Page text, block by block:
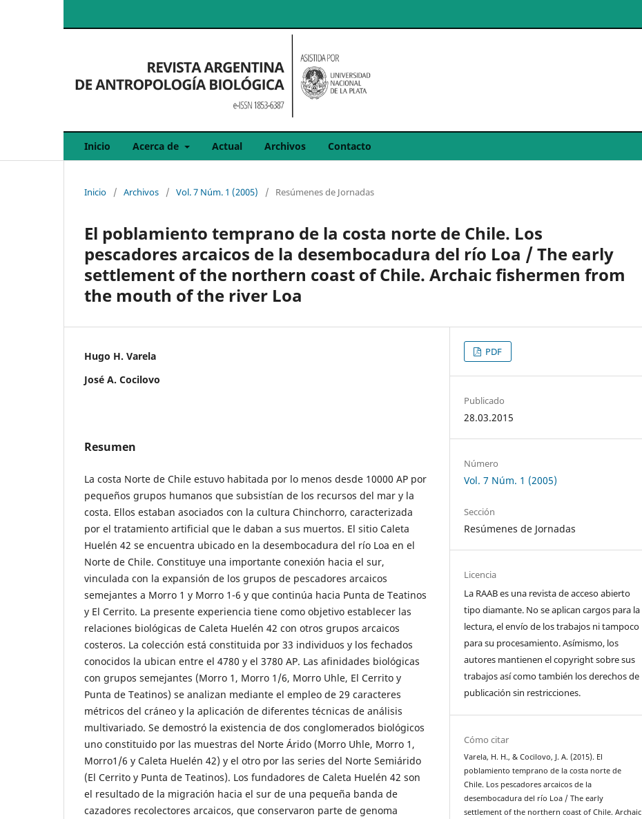
Inicio Acerca de Actual Archivos Contacto
Inicio / Archivos / Vol. 7 Núm. 1 (2005) / Resúmenes de Jornadas
El poblamiento temprano de la costa norte de Chile. Los
pescadores arcaicos de la desembocadura del río Loa / The early
settlement of the northern coast of Chile. Archaic fishermen from
the mouth of the river Loa
Hugo H. Varela
José A. Cocilovo
Resumen
La costa Norte de Chile estuvo habitada por lo menos desde 10000 AP por
pequeños grupos humanos que subsistían de los recursos del mar y la
costa. Ellos estaban asociados con la cultura Chinchorro, caracterizada
por el tratamiento artificial que le daban a sus muertos. El sitio Caleta
Huelén 42 se encuentra ubicado en la desembocadura del río Loa en el
Norte de Chile. Constituye una importante conexión hacia el sur,
vinculada con la expansión de los grupos de pescadores arcaicos
semejantes a Morro 1 y Morro 1-6 y que continúa hacia Punta de Teatinos
y El Cerrito. La presente experiencia tiene como objetivo establecer las
relaciones biológicas de Caleta Huelén 42 con otros grupos arcaicos
costeros. La colección está constituida por 33 individuos y los fechados
conocidos la ubican entre el 4780 y el 3780 AP. Las afinidades biológicas
con grupos semejantes (Morro 1, Morro 1/6, Morro Uhle, El Cerrito y
Punta de Teatinos) se analizan mediante el empleo de 29 caracteres
métricos del cráneo y la aplicación de diferentes técnicas de análisis
multivariado. Se demostró la existencia de dos conglomerados biológicos
uno constituido por las muestras del Norte Árido (Morro Uhle, Morro 1,
Morro1/6 y Caleta Huelén 42) y el otro por las series del Norte Semiárido
(El Cerrito y Punta de Teatinos). Los fundadores de Caleta Huelén 42 son
el resultado de la migración hacia el sur de una pequeña banda de
cazadores recolectores arcaicos, que conservaron parte de genoma
PDF
Publicado
28.03.2015
Número
Vol. 7 Núm. 1 (2005)
Sección
Resúmenes de Jornadas
Licencia
La RAAB es una revista de acceso abierto
tipo diamante. No se aplican cargos para la
lectura, el envío de los trabajos ni tampoco
para su procesamiento. Asímismo, los
autores mantienen el copyright sobre sus
trabajos así como también los derechos de
publicación sin restricciones.
Cómo citar
Varela, H. H., & Cocilovo, J. A. (2015). El
poblamiento temprano de la costa norte de
Chile. Los pescadores arcaicos de la
desembocadura del río Loa / The early
settlement of the northern coast of Chile. Archaic